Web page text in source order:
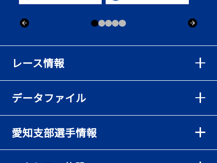
レース情報
データファイル
愛知支部選手情報